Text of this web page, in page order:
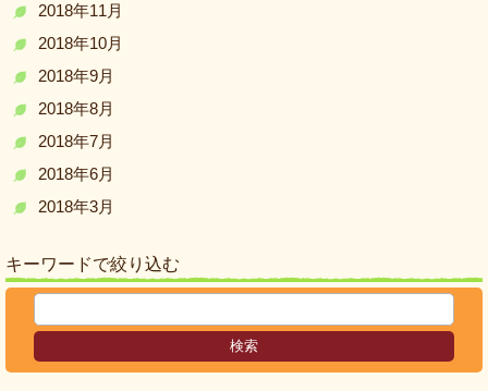
2018年11月
2018年10月
2018年9月
2018年8月
2018年7月
2018年6月
2018年3月
キーワードで絞り込む